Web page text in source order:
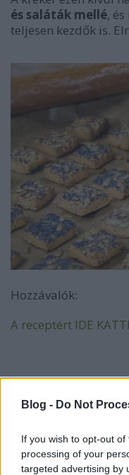
Blog - Do Not
If you wish to opt-out
processing of your
targeted advertising by
és saláták mellé,
teljesen kezdők is.
Hozzávalók:
A receptért IDE